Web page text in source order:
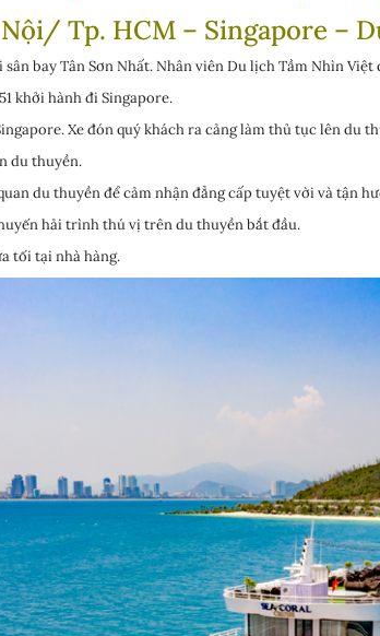
Nội/ Tp. HCM – Singapore –
bay Tân Sơn Nhất. Nhân viên Du lịch Tầm Nhìn
khởi hành đi Singapore.
Xe đón quý khách ra cảng làm thủ tục lên du
du thuyền.
du thuyền để cảm nhận đẳng cấp tuyệt vời và tận
hải trình thú vị trên du thuyền bắt đầu.
tối tại nhà hàng.